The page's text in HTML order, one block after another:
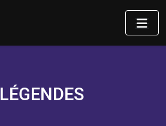
LÉGENDES